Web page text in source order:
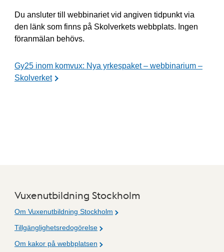
Du ansluter till webbinariet vid angiven tidpunkt via
den länk som finns på Skolverkets webbplats. Ingen
föranmälan behövs.
Gy25 inom komvux: Nya yrkespaket – webbinarium –
Skolverket
Vuxenutbildning Stockholm
Om Vuxenutbildning Stockholm
Tillgänglighetsredogörelse
Om kakor på webbplatsen